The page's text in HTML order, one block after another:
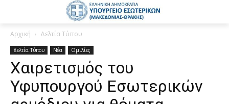
Αρχική Δελτία Τύπου
Δελτία Τύπου Νέα Ομιλίες
Χαιρετισμός του
Υφυπουργού Εσωτερικών